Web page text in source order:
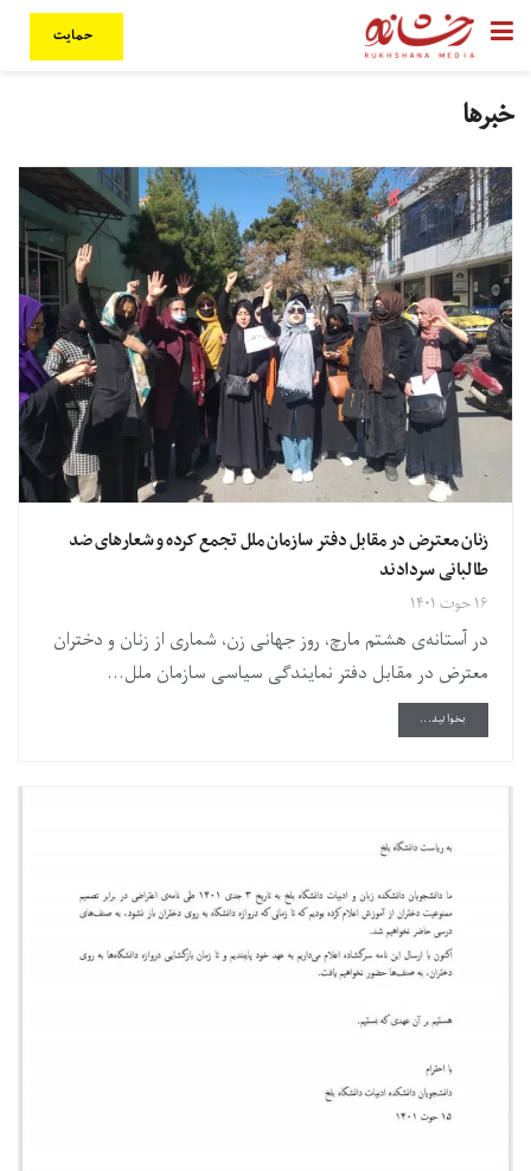
حمایت
خبرها
زنان معترض در مقابل دفتر سازمان ملل تجمع کرده و شعارهای ضد
طالبانی سردادند
۱۶ حوت ۱۴۰۱
در آستانه‌ی هشتم مارچ، روز جهانی زن، شماری از زنان و دختران
معترض در مقابل دفتر نمایندگی سیاسی سازمان ملل...
بخوانید...